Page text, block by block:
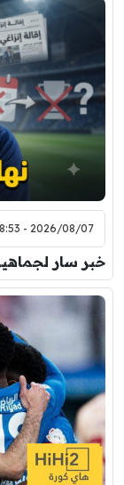
2026/08/07 - 08:53
خبر سار